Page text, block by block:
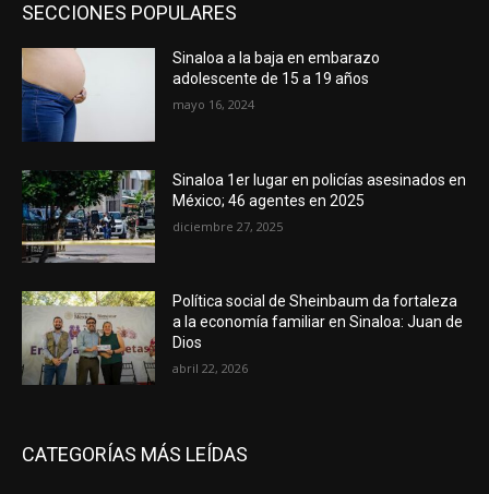
SECCIONES POPULARES
Sinaloa a la baja en embarazo
adolescente de 15 a 19 años
mayo 16, 2024
Sinaloa 1er lugar en policías asesinados en
México; 46 agentes en 2025
diciembre 27, 2025
Política social de Sheinbaum da fortaleza
a la economía familiar en Sinaloa: Juan de
Dios
abril 22, 2026
CATEGORÍAS MÁS LEÍDAS